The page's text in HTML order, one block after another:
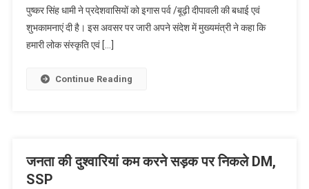
पुष्कर सिंह धामी ने प्रदेशवासियों को इगास पर्व /बूढ़ी दीपावली की बधाई एवं
शुभकामनाएं दी है। इस अवसर पर जारी अपने संदेश में मुख्यमंत्री ने कहा कि
हमारी लोक संस्कृति एवं […]
Continue Reading
जनता की दुश्वारियां कम करने सड़क पर निकले DM,
SSP